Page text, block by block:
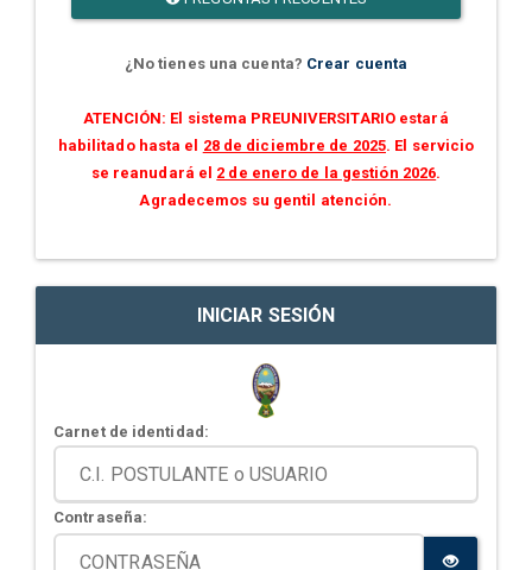
¿No tienes una cuenta? Crear cuenta
ATENCIÓN: El sistema PREUNIVERSITARIO estará
habilitado hasta el 28 de diciembre de 2025. El servicio
se reanudará el 2 de enero de la gestión 2026.
Agradecemos su gentil atención.
INICIAR SESIÓN
Carnet de identidad:
Contraseña: